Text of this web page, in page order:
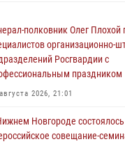
полковник Олег Плохой
организационно-
Росгвардии с
праздником
2026, 21:01
Новгороде состоялось
совещание-